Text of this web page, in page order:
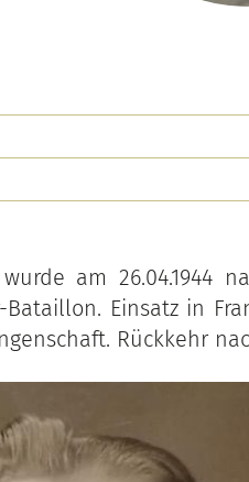
am 26.04.1944
Einsatz in
Rückkehr